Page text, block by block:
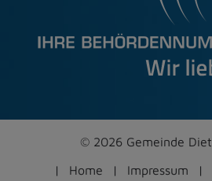
© 2026 Gemeinde
Home
Impressum